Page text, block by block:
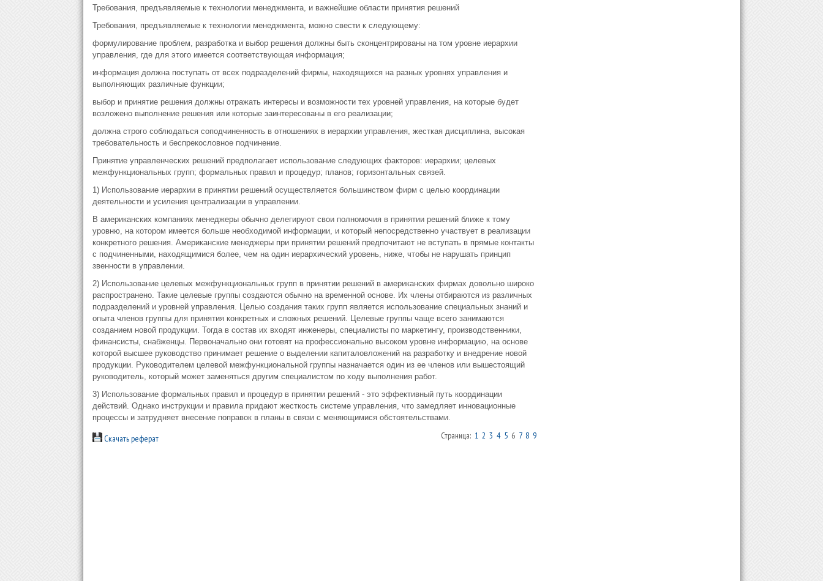
Требования, предъявляемые к технологии менеджмента, и важнейшие области принятия решений
Требования, предъявляемые к технологии менеджмента, можно свести к следующему:
формулирование проблем, разработка и выбор решения должны быть сконцентрированы на том уровне иерархии
управления, где для этого имеется соответствующая информация;
информация должна поступать от всех подразделений фирмы, находящихся на разных уровнях управления и
выполняющих различные функции;
выбор и принятие решения должны отражать интересы и возможности тех уровней управления, на которые будет
возложено выполнение решения или которые заинтересованы в его реализации;
должна строго соблюдаться соподчиненность в отношениях в иерархии управления, жесткая дисциплина, высокая
требовательность и беспрекословное подчинение.
Принятие управленческих решений предполагает использование следующих факторов: иерархии; целевых
межфункциональных групп; формальных правил и процедур; планов; горизонтальных связей.
1) Использование иерархии в принятии решений осуществляется большинством фирм с целью координации
деятельности и усиления централизации в управлении.
В американских компаниях менеджеры обычно делегируют свои полномочия в принятии решений ближе к тому
уровню, на котором имеется больше необходимой информации, и который непосредственно участвует в реализации
конкретного решения. Американские менеджеры при принятии решений предпочитают не вступать в прямые контакты
с подчиненными, находящимися более, чем на один иерархический уровень, ниже, чтобы не нарушать принцип
звенности в управлении.
2) Использование целевых межфункциональных групп в принятии решений в американских фирмах довольно широко
распространено. Такие целевые группы создаются обычно на временной основе. Их члены отбираются из различных
подразделений и уровней управления. Целью создания таких групп является использование специальных знаний и
опыта членов группы для принятия конкретных и сложных решений. Целевые группы чаще всего занимаются
созданием новой продукции. Тогда в состав их входят инженеры, специалисты по маркетингу, производственники,
финансисты, снабженцы. Первоначально они готовят на профессионально высоком уровне информацию, на основе
которой высшее руководство принимает решение о выделении капиталовложений на разработку и внедрение новой
продукции. Руководителем целевой межфункциональной группы назначается один из ее членов или вышестоящий
руководитель, который может заменяться другим специалистом по ходу выполнения работ.
3) Использование формальных правил и процедур в принятии решений - это эффективный путь координации
действий. Однако инструкции и правила придают жесткость системе управления, что замедляет инновационные
процессы и затрудняет внесение поправок в планы в связи с меняющимися обстоятельствами.
Скачать реферат Страница: 1 2 3 4 56 7 8 9